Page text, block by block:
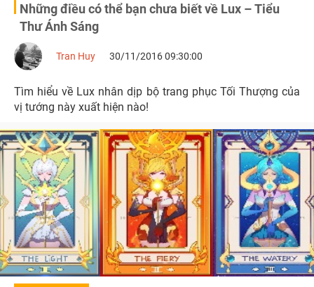
Những điều có thể bạn chưa biết về Lux – Tiểu
Thư Ánh Sáng
Tran Huy 30/11/2016 09:30:00
Tìm hiểu về Lux nhân dịp bộ trang phục Tối Thượng của
vị tướng này xuất hiện nào!